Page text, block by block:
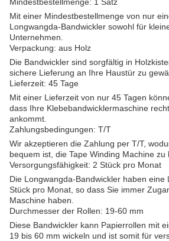
Mit einer Mindestbestellmenge von nur
Longwangda-Bandwickler sowohl für
Unternehmen.
Verpackung: aus Holz
Die Bandwickler sind sorgfältig in
sichere Lieferung an Ihre Haustür zu
Lieferzeit: 45 Tage
Mit einer Lieferzeit von nur 45 Tagen
dass Ihre Klebebandwicklermaschine
ankommt.
Zahlungsbedingungen: T/T
Wir akzeptieren die Zahlung per T/T,
bequem ist, die Tape Winding Machine zu
Versorgungsfähigkeit: 2 Stück pro Monat
Die Longwangda-Bandwickler haben eine
Stück pro Monat, so dass Sie immer
Maschine haben.
Durchmesser der Rollen: 19-60 mm
Diese Bandwickler kann Papierrollen mit
19 bis 60 mm wickeln und ist somit für